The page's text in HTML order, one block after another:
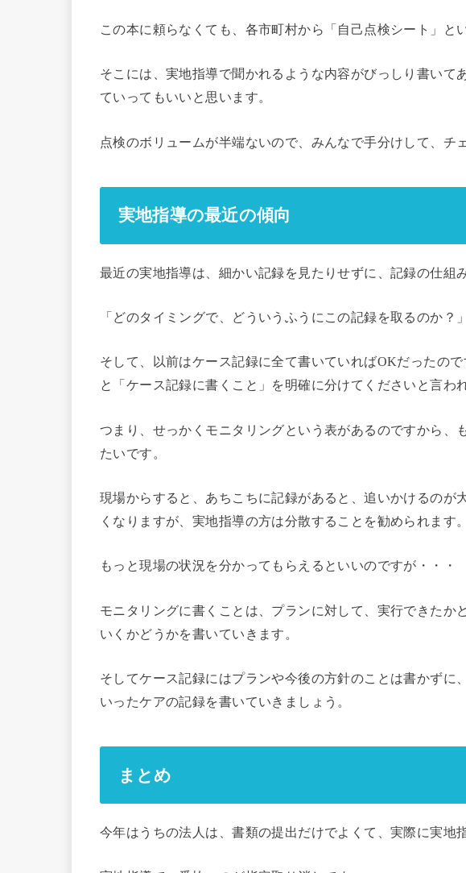
この本に頼らなくても、各市町村から「自己点検シート」と
そこには、実地指導で聞かれるような内容がびっしり書いて
ていってもいいと思います。
点検のボリュームが半端ないので、みんなで手分けして、チ
実地指導の最近の傾向
最近の実地指導は、細かい記録を見たりせずに、記録の仕組
「どのタイミングで、どういうふうにこの記録を取るのか？
そして、以前はケース記録に全て書いていればOKだったの
と「ケース記録に書くこと」を明確に分けてくださいと言わ
つまり、せっかくモニタリングという表があるのですから、
たいです。
現場からすると、あちこちに記録があると、追いかけるのが
くなりますが、実地指導の方は分散することを勧められます。
もっと現場の状況を分かってもらえるといいのですが・・・
モニタリングに書くことは、プランに対して、実行できたか
いくかどうかを書いていきます。
そしてケース記録にはプランや今後の方針のことは書かずに
いったケアの記録を書いていきましょう。
まとめ
今年はうちの法人は、書類の提出だけでよくて、実際に実地